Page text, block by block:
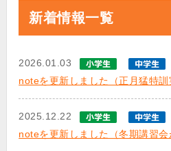
新着情報一覧
2026.01.03
noteを更新しました（正月猛特訓
2025.12.22
noteを更新しました（冬期講習会